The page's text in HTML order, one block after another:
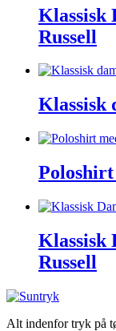
Klassisk
Russell
Klassisk
Klassisk
Russell
Alt indenfor tryk på